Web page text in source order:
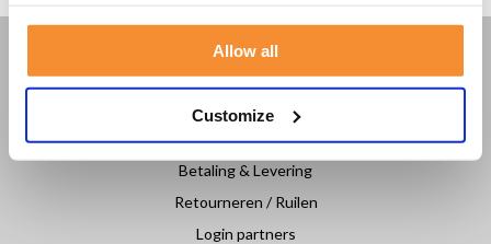
Allow all
Customize
KLANTENSERVICE
Veelgestelde vragen
Klantenservice
Betaling & Levering
Retourneren / Ruilen
Login partners